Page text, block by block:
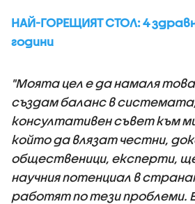
НАЙ-ГОРЕЩИЯТ СТОЛ: 4
години
"Моята цел е да намаля
създам баланс в
консултативен съвет към
който да влязат честни,
общественици, експерти,
научния потенциал в
работят по тези проблеми.